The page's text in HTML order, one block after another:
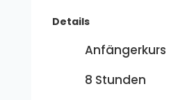
Details
Anfängerkurs
8 Stunden